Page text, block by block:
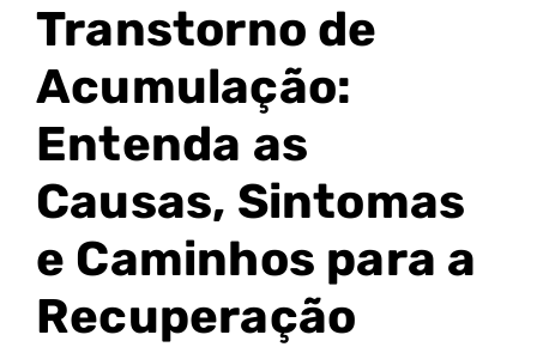
Transtorno de
Acumulação:
Entenda as
Causas, Sintomas
e Caminhos para a
Recuperação